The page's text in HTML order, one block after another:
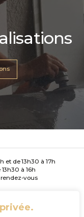
et de 13h30 à 17h
à 16h
vous